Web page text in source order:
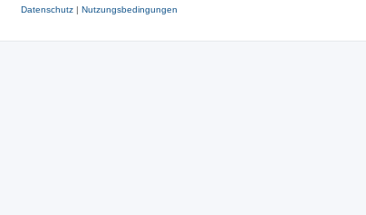
Datenschutz| Nutzungsbedingungen